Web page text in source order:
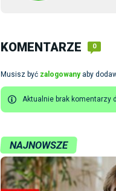
KOMENTARZE 0
Musisz być zalogowanyaby
Aktualnie brak komentarzy
NAJNOWSZE